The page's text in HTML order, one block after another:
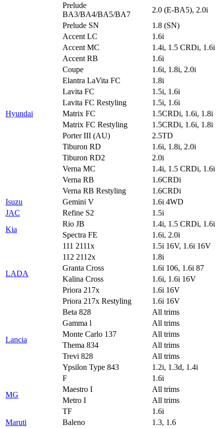
Prelude
BA3/BA4/BA5/BA7
2.0 (E-BA5), 2.0i
Prelude SN
1.8 (SN)
Hyundai
Accent LC
1.6i
Accent MC
1.4i, 1.5 CRDi, 1.6i
Accent RB
1.6i
Coupe
1.6i, 1.8i, 2.0i
Elantra LaVita FC
1.8i
Lavita FC
1.5i, 1.6i
Lavita FC Restyling
1.5i, 1.6i
Matrix FC
1.5CRDi, 1.6i, 1.8i
Matrix FC Restyling
1.5CRDi, 1.6i, 1.8i
Porter III (AU)
2.5TD
Tiburon RD
1.6i, 1.8i, 2.0i
Tiburon RD2
2.0i
Verna MC
1.4i, 1.5 CRDi, 1.6i
Verna RB
1.6CRDi
Verna RB Restyling
1.6CRDi
Isuzu
Gemini V
1.6i 4WD
JAC
Refine S2
1.5i
Kia
Rio JB
1.4i, 1.5 CRDi, 1.6i
Spectra FE
1.6i, 2.0i
LADA
111 2111x
1.5i 16V, 1.6i 16V
112 2112x
1.8i
Granta Cross
1.6i 106, 1.6i 87
Kalina Cross
1.6i, 1.6i 16V
Priora 217x
1.6i 16V
Priora 217x Restyling
1.6i 16V
Lancia
Beta 828
All trims
Gamma l
All trims
Monte Carlo 137
All trims
Thema 834
All trims
Trevi 828
All trims
Ypsilon Type 843
1.2i, 1.3d, 1.4i
MG
F
1.6i
Maestro I
All trims
Metro I
All trims
TF
1.6i
Maruti
Baleno 1.3, 1.6